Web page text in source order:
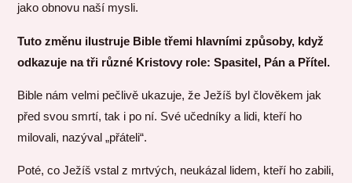
jako obnovu naší mysli.
Tuto změnu ilustruje Bible třemi hlavními způsoby, když
odkazuje na tři různé Kristovy role:Spasitel, Pán a Přítel.
Bible nám velmi pečlivě ukazuje, že Ježíš byl člověkem jak
před svou smrtí, tak i po ní. Své učedníky a lidi, kteří ho
milovali, nazýval „přáteli“.
Poté, co Ježíš vstal z mrtvých, neukázal lidem, kteří ho zabili,